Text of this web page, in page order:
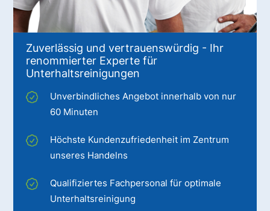
Zuverlässig und vertrauenswürdig - Ihr
renommierter Experte für
Unterhaltsreinigungen
Unverbindliches Angebot innerhalb von nur
60 Minuten
Höchste Kundenzufriedenheit im Zentrum
unseres Handelns
Qualifiziertes Fachpersonal für optimale
Unterhaltsreinigung